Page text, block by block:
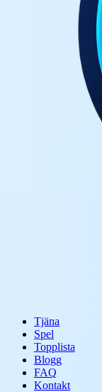
Tjäna
Spel
Topplista
Blogg
FAQ
Kontakt